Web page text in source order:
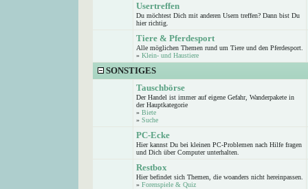
Usertreffen
Du möchtest Dich mit anderen Usern treffen? Dann bist Du
hier richtig.
Tiere & Pferdesport
Alle möglichen Themen rund um Tiere und den Pferdesport.
» Klein- und Haustiere
SONSTIGES
Tauschbörse
Der Handel ist immer auf eigene Gefahr, Wanderpakete in
der Hauptkategorie
» Biete
» Suche
PC-Ecke
Hier kannst Du bei kleinen PC-Problemen nach Hilfe fragen
und Dich über Computer unterhalten.
Restbox
Hier befindet sich Themen, die woanders nicht hereinpassen.
» Forenspiele & Quiz